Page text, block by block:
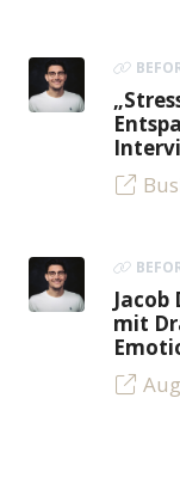
mit